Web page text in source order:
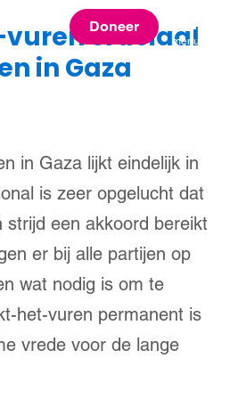
Doneer
menu
cruciaal
in Gaza
in Gaza lijkt eindelijk in
is zeer opgelucht dat
een akkoord bereikt
er bij alle partijen op
wat nodig is om te
het-vuren permanent is
vrede voor de lange